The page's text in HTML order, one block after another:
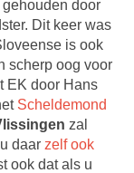
door
Dit keer was
is ook
scherp oog voor
EK door Hans
Scheldemond
zal
daar zelf ook
ook dat als u